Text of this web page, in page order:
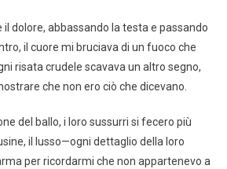
il dolore, abbassando la testa e passando
il cuore mi bruciava di un fuoco che
risata crudele scavava un altro segno,
che non ero ciò che dicevano.
del ballo, i loro sussurri si fecero più
il lusso—ogni dettaglio della loro
per ricordarmi che non appartenevo a